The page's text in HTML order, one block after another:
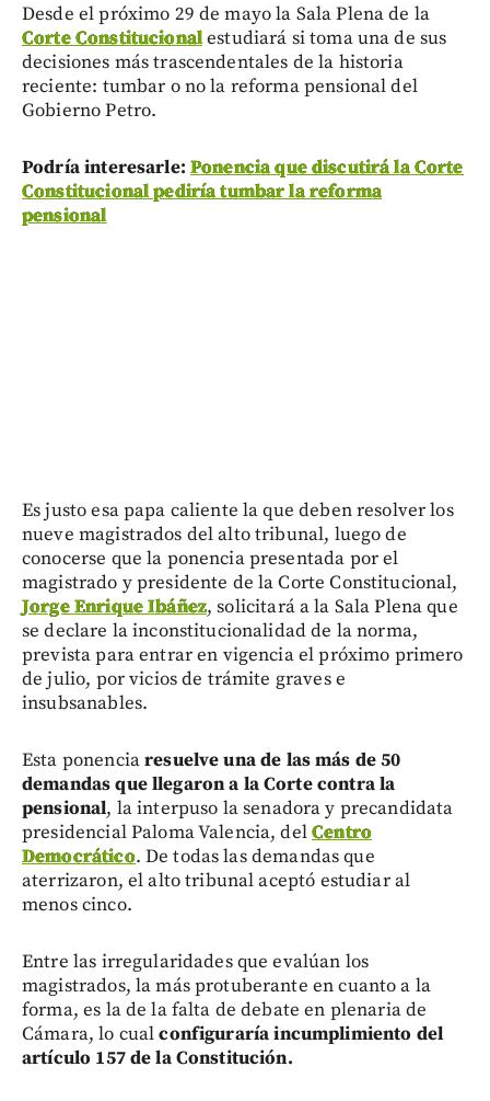
Desde el próximo 29 de mayo la Sala Plena de la
Corte Constitucionalestudiará si toma una de sus
decisiones más trascendentales de la historia
reciente: tumbar o no la reforma pensional del
Gobierno Petro.
Podría interesarle: Ponencia que discutirá la Corte
Constitucional pediría tumbar la reforma
pensional
Es justo esa papa caliente la que deben resolver los
nueve magistrados del alto tribunal, luego de
conocerse que la ponencia presentada por el
magistrado y presidente de la Corte Constitucional,
Jorge Enrique Ibáñez, solicitará a la Sala Plena que
se declare la inconstitucionalidad de la norma,
prevista para entrar en vigencia el próximo primero
de julio, por vicios de trámite graves e
insubsanables.
Esta ponenciaresuelve una de las más de 50
demandas que llegaron a la Corte contra la
pensional, la interpuso la senadora y precandidata
presidencial Paloma Valencia, delCentro
Democrático. De todas las demandas que
aterrizaron, el alto tribunal aceptó estudiar al
menos cinco.
Entre las irregularidades que evalúan los
magistrados, la más protuberante en cuanto a la
forma, es la de la falta de debate en plenaria de
Cámara, lo cualconfiguraría incumplimiento del
artículo 157 de la Constitución.